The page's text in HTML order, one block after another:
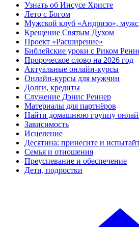
Узнать об Иисусе Христе
Лето с Богом
Мужской клуб «Андризо»,
Крещение Святым Духом
Проект «Расширение»
Библейские уроки с Риком
Пророческое слово на 2026 год
Актуальные онлайн-курсы
Онлайн-курсы для мужчин
Долги, кредиты
Служение Дэнис Реннер
Материалы для партнёров
Найти домашнюю группу
Зависимость
Исцеление
Десятина: принесите и
Семья и отношения
Преуспевание и обеспечение
Дети, подростки